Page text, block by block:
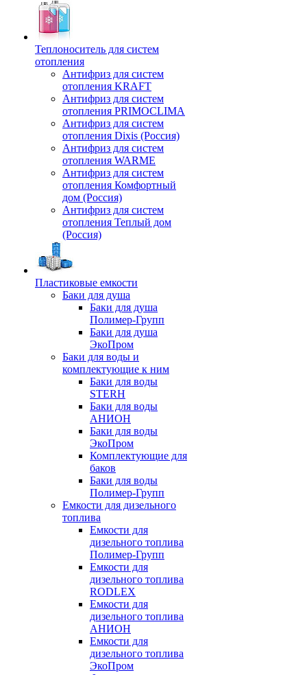
Теплоноситель для систем
отопления
Антифриз для систем
отопления KRAFT
Антифриз для систем
отопления PRIMOCLIMA
Антифриз для систем
отопления Dixis (Россия)
Антифриз для систем
отопления WARME
Антифриз для систем
отопления Комфортный
дом (Россия)
Антифриз для систем
отопления Теплый дом
(Россия)
Пластиковые емкости
Баки для душа
Баки для душа
Полимер-Групп
Баки для душа
ЭкоПром
Баки для воды и
комплектующие к ним
Баки для воды
STERH
Баки для воды
АНИОН
Баки для воды
ЭкоПром
Комплектующие для
баков
Баки для воды
Полимер-Групп
Емкости для дизельного
топлива
Емкости для
дизельного топлива
Полимер-Групп
Емкости для
дизельного топлива
RODLEX
Емкости для
дизельного топлива
АНИОН
Емкости для
дизельного топлива
ЭкоПром